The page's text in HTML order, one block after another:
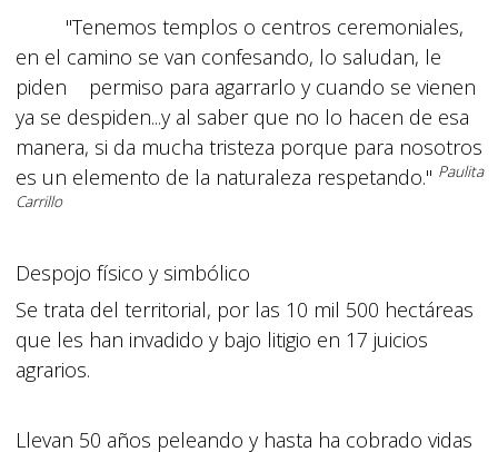
"Tenemos templos o centros ceremoniales,
en el camino se van confesando, lo saludan, le
piden permiso para agarrarlo y cuando se vienen
ya se despiden...y al saber que no lo hacen de esa
manera, si da mucha tristeza porque para nosotros
es un elemento de la naturaleza respetando." Paulita
Carrillo
Despojo físico y simbólico
Se trata del territorial, por las 10 mil 500 hectáreas
que les han invadido y bajo litigio en 17 juicios
agrarios.
Llevan 50 años peleando y hasta ha cobrado vidas